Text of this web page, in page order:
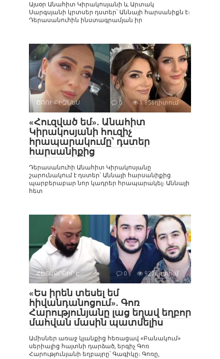
Այսօր Անահիտ Կիրակոսյանի և Արտակ
Սարգսյանի կրտսեր դստեր՝ Աննայի հարսանիքն է։
Դերասանուհին ինստագրամյան իր
ՇՈՈՒ-ԲԻԶՆԵՍ 0 1 856դիտում
«Հուզված եմ». Անահիտ
Կիրակոսյանի հուզիչ
հրապարակումը՝ դստեր
հարսանիքից
Դերասանուհի Անահիտ Կիրակոսյանը
շարունակում է դստեր՝ Աննայի հարսանիքից
պարբերաբար նոր կադրեր հրապարակել։ Աննայի
հետ
ՀԵՏԱՔՐՔԻՐ Է 0 920դիտում
«Ես իրեն տեսել եմ
հիվանդանոցում». Գոռ
Հարությունյանը լաց եղավ եղբոր
մահվան մասին պատմելիս
Ամիսներ առաջ կյանքից հեռացավ «Բանակում»
սերիալից հայտնի դարձած, երգիչ Գոռ
Հարությունյանի եղբայրը՝ Գագիկը։ Գոռը,